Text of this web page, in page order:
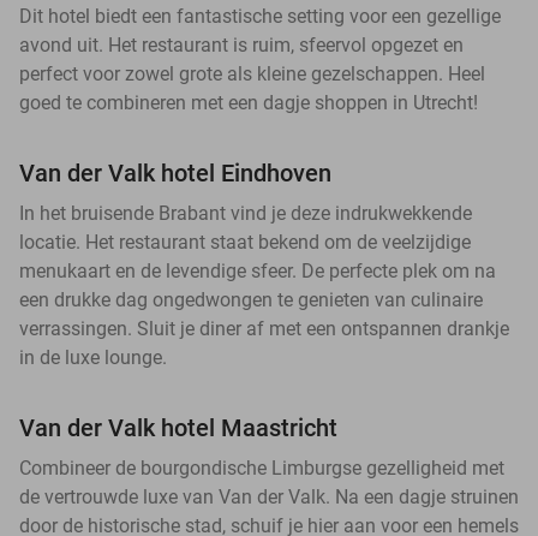
Dit hotel biedt een fantastische setting voor een gezellige
avond uit. Het restaurant is ruim, sfeervol opgezet en
perfect voor zowel grote als kleine gezelschappen. Heel
goed te combineren met een dagje shoppen in Utrecht!
Van der Valk hotel Eindhoven
In het bruisende Brabant vind je deze indrukwekkende
locatie. Het restaurant staat bekend om de veelzijdige
menukaart en de levendige sfeer. De perfecte plek om na
een drukke dag ongedwongen te genieten van culinaire
verrassingen. Sluit je diner af met een ontspannen drankje
in de luxe lounge.
Van der Valk hotel Maastricht
Combineer de bourgondische Limburgse gezelligheid met
de vertrouwde luxe van Van der Valk. Na een dagje struinen
door de historische stad, schuif je hier aan voor een hemels